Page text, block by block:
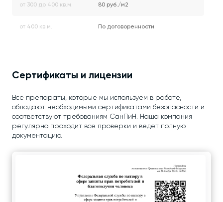
от 300 до 400 кв.м. 80 руб./м2
от 400 кв.м. По договоренности
Сертификаты и лицензии
Все препараты, которые мы используем в работе,
обладают необходимыми сертификатами безопасности и
соответствуют требованиям СанПиН. Наша компания
регулярно проходит все проверки и ведет полную
документацию.